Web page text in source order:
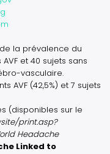
la prévalence du
et 40 sujets sans
vasculaire.
AVF (42,5%) et 7 sujets
(disponibles sur le
print.asp?
Headache
Linked to